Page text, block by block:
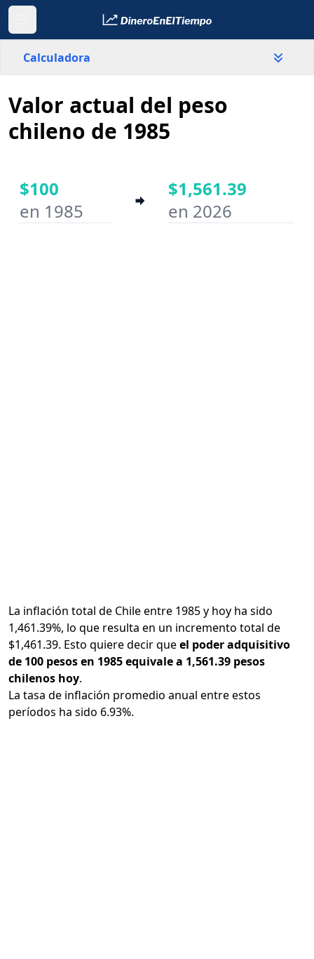
Calculadora
Chile
País
Año inicial
Valor actual del peso
chileno de 1985
$100
en 1985
$1,561.39
en 2026
La inflación total de Chile entre 1985 y hoy ha sido
1,461.39%, lo que resulta en un incremento total de
$1,461.39. Esto quiere decir queel poder adquisitivo
de 100 pesos en 1985 equivale a 1,561.39 pesos
chilenos hoy.
La tasa de inflación promedio anual entre estos
períodos ha sido 6.93%.